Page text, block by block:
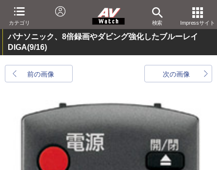
カテゴリ 検索 Impressサイト
パナソニック、8倍録画やダビング強化したブルーレイ
DIGA(9/16)
前の画像 次の画像